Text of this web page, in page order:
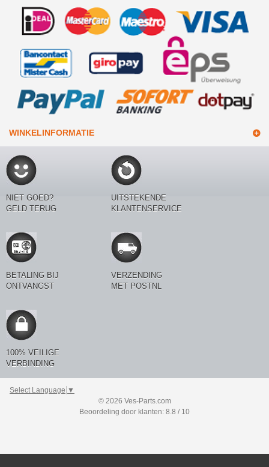
WINKELINFORMATIE
NIET GOED?
GELD TERUG
UITSTEKENDE
KLANTENSERVICE
BETALING BIJ
ONTVANGST
VERZENDING
MET POSTNL
100% VEILIGE
VERBINDING
Select Language ▼
© 2026 Ves-Parts.com
Beoordeling door klanten: 8.8 / 10